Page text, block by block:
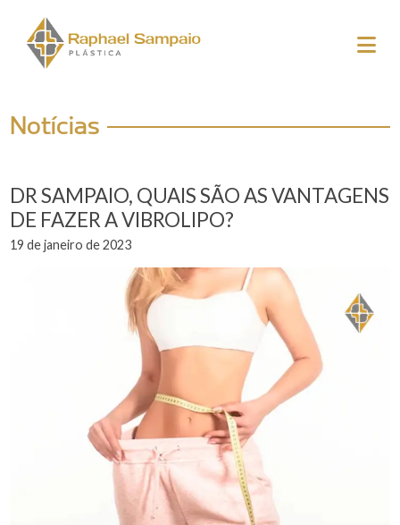
Notícias
DR SAMPAIO, QUAIS SÃO AS VANTAGENS
DE FAZER A VIBROLIPO?
19 de janeiro de 2023